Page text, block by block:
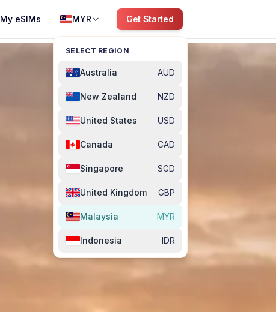
My eSIMs MYR
SELECT REGION
Australia AUD
New Zealand NZD
United States USD
Canada CAD
Singapore SGD
United Kingdom GBP
Malaysia MYR
Indonesia IDR
Get Started